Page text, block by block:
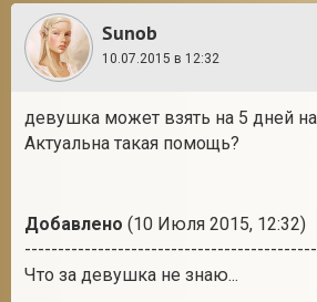
Sunob
10.07.2015 в 12:32
девушка может взять на 5 дней
Актуальна такая помощь?
Добавлено (10 Июля 2015, 12:32)
Что за девушка не знаю...